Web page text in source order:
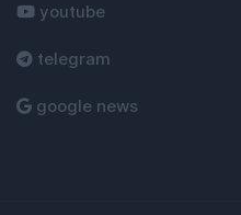
youtube
telegram
google news